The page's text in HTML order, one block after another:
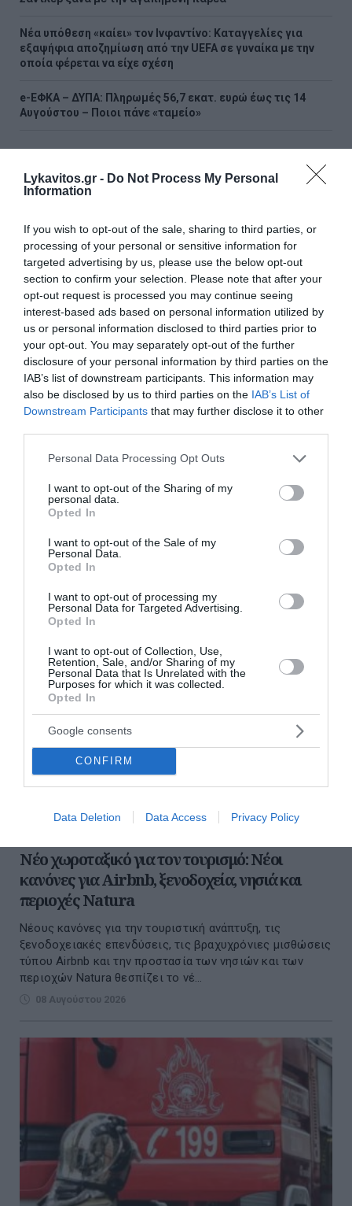
Lykavitos.gr - Do Not Process My Personal
Information
If you wish to opt-out of the sale, sharing to third parties, or
processing of your personal or sensitive information for
targeted advertising by us, please use the below opt-out
section to confirm your selection. Please note that after your
opt-out request is processed you may continue seeing
interest-based ads based on personal information utilized by
us or personal information disclosed to third parties prior to
your opt-out. You may separately opt-out of the further
disclosure of your personal information by third parties on the
IAB’s list of downstream participants. This information may
also be disclosed by us to third parties on the IAB’s List of
Downstream Participants that may further disclose it to other
Please note that this website/app uses one or more Google
not limited to your visit or usage behaviour. You may click to
grant or deny consent to Google and its third-party tags to
use your data for below specified purposes in below Google
consent section.
Personal Data Processing Opt Outs
I want to opt-out of the Sharing of my
personal data.
Opted In
I want to opt-out of the Sale of my
Personal Data.
Opted In
I want to opt-out of processing my
Personal Data for Targeted Advertising.
Opted In
I want to opt-out of Collection, Use,
Retention, Sale, and/or Sharing of my
Personal Data that Is Unrelated with the
Purposes for which it was collected.
Opted In
Google consents
CONFIRM
Data Deletion Data Access Privacy Policy
Νέα υπόθεση «καίει» τον Ινφαντίνο: Καταγγελίες για
εξαψήφια αποζημίωση από την UEFA σε γυναίκα με την
οποία φέρεται να είχε σχέση
e-ΕΦΚΑ – ΔΥΠΑ: Πληρωμές 56,7 εκατ. ευρώ έως τις 14
Αυγούστου – Ποιοι πάνε «ταμείο»
διαβάστε ακόμη
Άνδρος: Το καταπράσινο διαμάντι των
Κυκλάδων που μαγεύει κάθε επισκέπτη
Η Άνδρος ξεχωρίζει στις Κυκλάδες για τη φυσική
χωριά, τα σηματοδοτημένα μονοπάτια και τη σημαντική
πολιτιστική της κληρονομιά.
Νέο χωροταξικό για τον τουρισμό: Νέοι
κανόνες για Airbnb, ξενοδοχεία, νησιά και
περιοχές Natura
Νέους κανόνες για την τουριστική ανάπτυξη, τις
ξενοδοχειακές επενδύσεις, τις βραχυχρόνιες μισθώσεις
τύπου Airbnb και την προστασία των νησιών και των
περιοχών Natura θεσπίζει το νέ...
08 Αυγούστου 2026